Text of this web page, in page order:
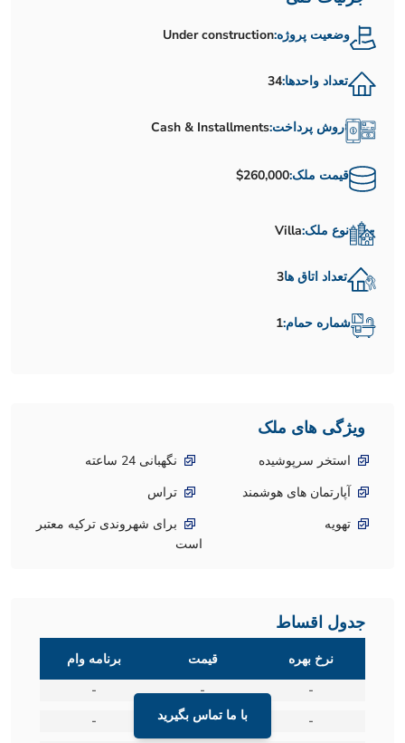
وضعیت پروژه:Under construction
تعداد واحدها:34
روش پرداخت:Cash & Installments
قیمت ملک:$260,000
نوع ملک:Villa
تعداد اتاق ها3
شماره حمام:1
ویژگی های ملک
استخر سرپوشیده
نگهبانی 24 ساعته
آپارتمان های هوشمند
تراس
تهویه
برای شهروندی ترکیه معتبر
است
جدول اقساط
با ما تماس بگیرید
نرخ بهره قیمت
برنامه وام
-
-
-
-
-
-